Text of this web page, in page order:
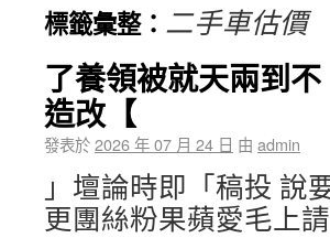
標籤彙整： 二手車估價
了養領被就天兩到
造改【
發表於2026 年 07 月 24 日 由 admin
」壇論時即「稿投 說
更團絲粉果蘋愛毛上請